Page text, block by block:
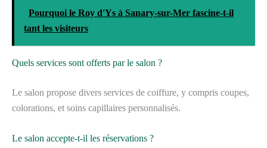
Pourquoi le Roy d'Ys à Sanary-sur-Mer fascine-t-il
tant les visiteurs
Quels services sont offerts par le salon ?
Le salon propose divers services de coiffure, y compris coupes,
colorations, et soins capillaires personnalisés.
Le salon accepte-t-il les réservations ?